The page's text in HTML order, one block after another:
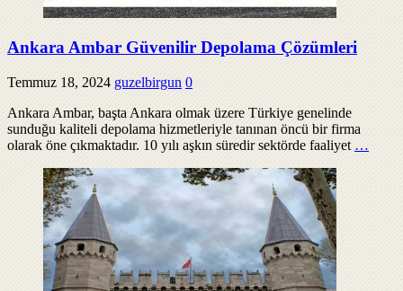
Ankara Ambar Güvenilir Depolama Çözümleri
Temmuz 18, 2024 guzelbirgun 0
Ankara Ambar, başta Ankara olmak üzere Türkiye genelinde
sunduğu kaliteli depolama hizmetleriyle tanınan öncü bir firma
olarak öne çıkmaktadır. 10 yılı aşkın süredir sektörde faaliyet …